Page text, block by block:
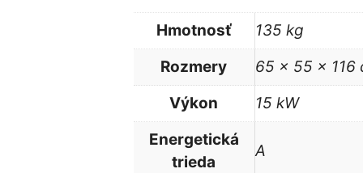
Hmotnosť
135 kg
Rozmery
65 × 55 × 116
Výkon
15 kW
Energetická
trieda
A